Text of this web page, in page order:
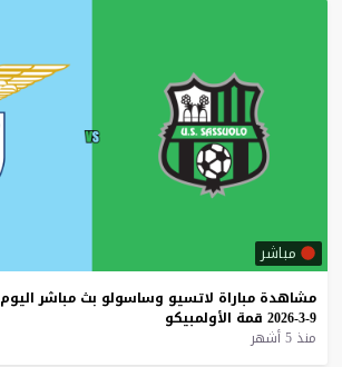
مباشر
مشاهدة مباراة لاتسيو وساسولو بث مباشر اليوم
9-3-2026
قمة الأولمبيكو
منذ 5 أشهر